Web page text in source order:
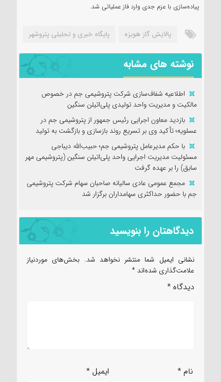
پیاده‌سازی با عزم جدی وارد فاز عملیاتی شد.
پالایش گاز هویزه پایگاه خبری و تحلیلی پتروشهر
نوشته های مشابه
اطلاعیه شفاف‌سازی شرکت پتروشیمی جم در خصوص
مالکیت و مدیریت واحد تولیدی پلی‌اتیلن سنگین
بازدید معاون اجرایی رئیس جمهور از پتروشیمی جم در
عسلویه؛ تأکید وی بر تسریع روند بازسازی و بازگشت به تولید
با حکم مدیرعامل پتروشیمی جم؛ حبیب‌الله دیباجی
مسئولیت مدیریت اجرایی واحد پلی‌اتیلن سنگین (پتروشیمی مهر
سابق) را بر عهده گرفت
مجمع عمومی عادی سالیانه صاحبان سهام شرکت پتروشیمی
جم با حضور حداکثری سهامداران برگزار شد
دیدگاهتان را بنویسید
نشانی ایمیل شما منتشر نخواهد شد. بخش‌های موردنیاز
علامت‌گذاری شده‌اند *
دیدگاه *
نام* ایمیل*